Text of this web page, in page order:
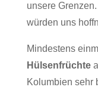
unsere
würden uns
Mindestens
Hülsenfrüchte
Kolumbien sehr